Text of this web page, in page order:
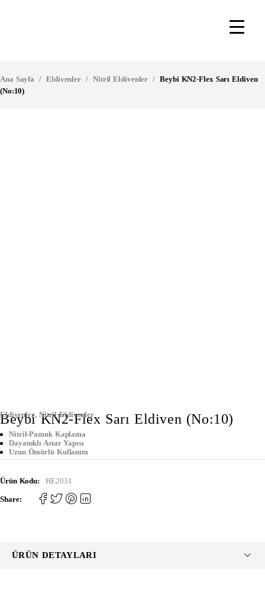
Ana Sayfa / Eldivenler / Nitril Eldivenler / Beybi KN2-Flex Sarı Eldiven
(No:10)
Eldivenler, Nitril Eldivenler
Beybi KN2-Flex Sarı Eldiven (No:10)
Nitril-Pamuk Kaplama
Dayanıklı Astar Yapısı
Uzun Ömürlü Kullanım
Ürün Kodu: HE2031
Share:
ÜRÜN DETAYLARI